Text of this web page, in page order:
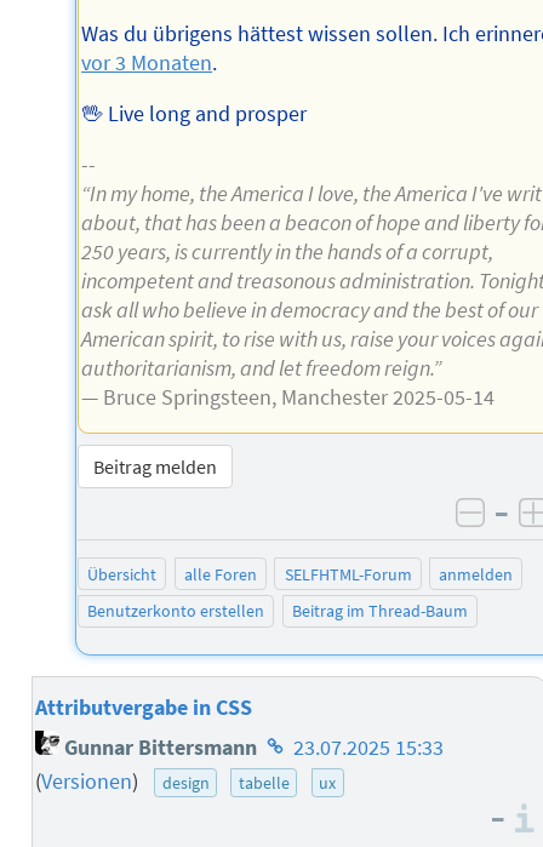
Was du übrigens hättest wissen sollen. Ich
vor 3 Monaten.
🖖 Live long and prosper
--
“In my home, the America I love, the America I've
about, that has been a beacon of hope and liberty
250 years, is currently in the hands of a corrupt,
incompetent and treasonous administration.
ask all who believe in democracy and the best of our
American spirit, to rise with us, raise your voices
authoritarianism, and let freedom reign.”
— Bruce Springsteen, Manchester 2025-05-14
Beitrag melden
–
Übersicht alle Foren SELFHTML-Forum
anmelden
Benutzerkonto erstellen
Beitrag im Thread-Baum
Attributvergabe in CSS
Gunnar Bittersmann Homepage
des
23.07.2025 15:33
(Versionen) design tabelle ux
–